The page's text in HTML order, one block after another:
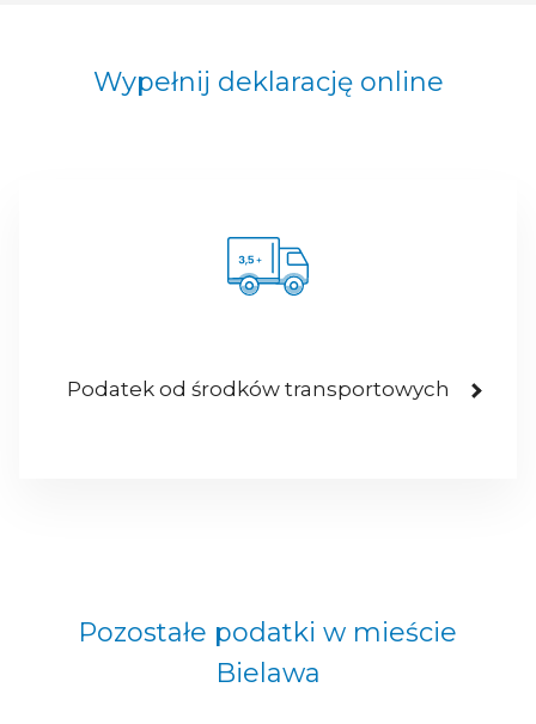
Wypełnij deklarację online
Podatek od środków transportowych
Pozostałe podatki w mieście
Bielawa